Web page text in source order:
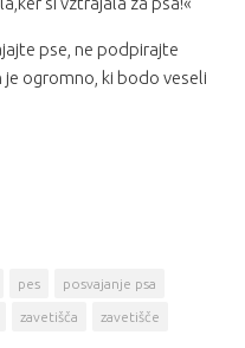
pse, ne podpirajte
je ogromno, ki bodo veseli
pes posvajanje psa
zavetišča zavetišče